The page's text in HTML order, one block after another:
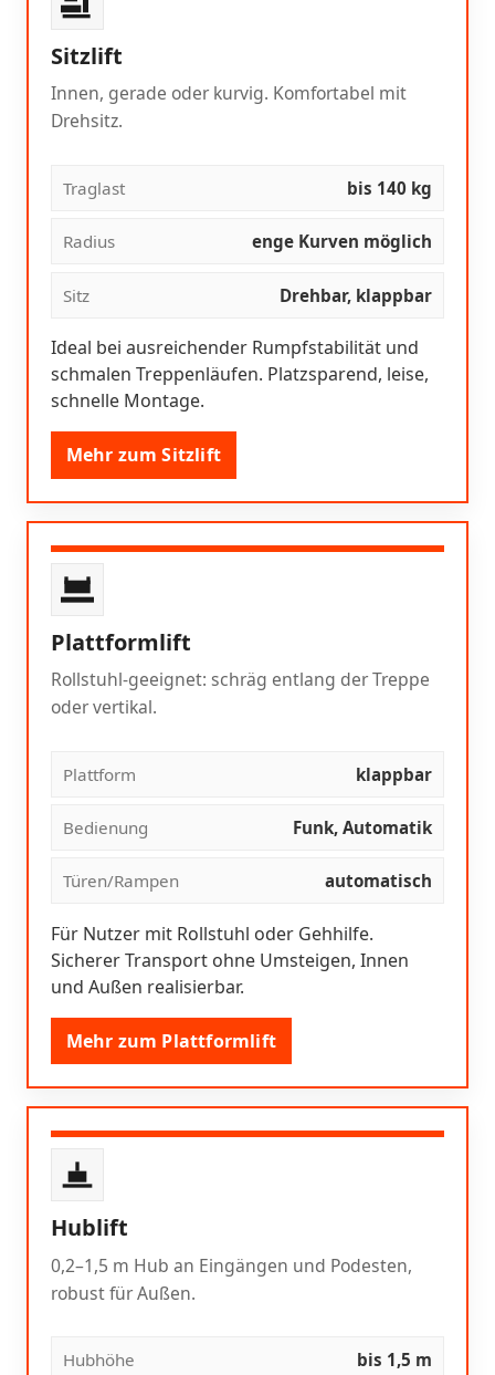
Sitzlift
Innen, gerade oder kurvig. Komfortabel mit
Drehsitz.
Traglast bis 140 kg
Radius enge Kurven möglich
Sitz Drehbar, klappbar
Ideal bei ausreichender Rumpfstabilität und
schmalen Treppenläufen. Platzsparend, leise,
schnelle Montage.
Mehr zum Sitzlift
Plattformlift
Rollstuhl-geeignet: schräg entlang der Treppe
oder vertikal.
Plattform klappbar
Bedienung Funk, Automatik
Türen/Rampen automatisch
Für Nutzer mit Rollstuhl oder Gehhilfe.
Sicherer Transport ohne Umsteigen, Innen
und Außen realisierbar.
Mehr zum Plattformlift
Hublift
0,2–1,5 m Hub an Eingängen und Podesten,
robust für Außen.
Hubhöhe bis 1,5 m